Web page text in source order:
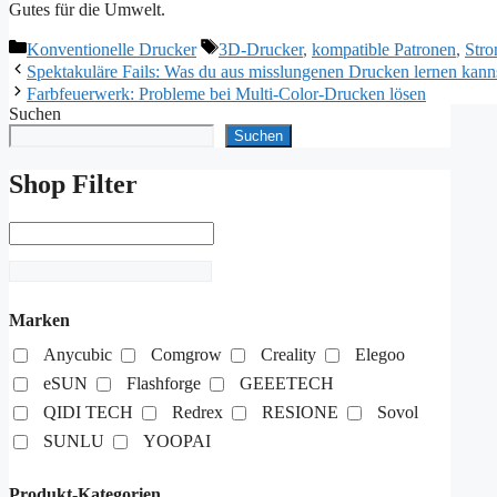
Gutes für die Umwelt.
Kategorien
Konventionelle Drucker Schlagwörter
3D-Drucker, kompatible Patronen,
Spektakuläre Fails: Was du aus misslungenen Drucken lernen
Farbfeuerwerk: Probleme bei Multi-Color-Drucken lösen
Suchen
Suchen
Shop Filter
Marken
Anycubic
Comgrow Creality
Elegoo
eSUN
Flashforge
GEEETECH
QIDI TECH
Redrex RESIONE
Sovol
SUNLU
YOOPAI